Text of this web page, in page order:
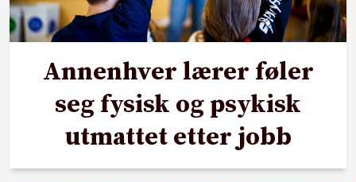
Annenhver lærer føler
seg fysisk og psykisk
utmattet etter jobb